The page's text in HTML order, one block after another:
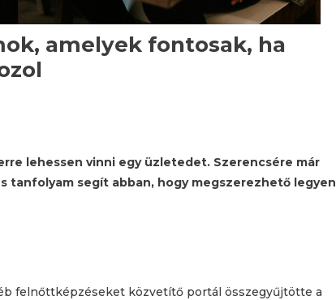
amelyek fontosak, ha
lehessen vinni egy üzletedet. Szerencsére már
segít abban, hogy megszerezhető legyen
felnőttképzéseket közvetítő portál összegyűjtötte a